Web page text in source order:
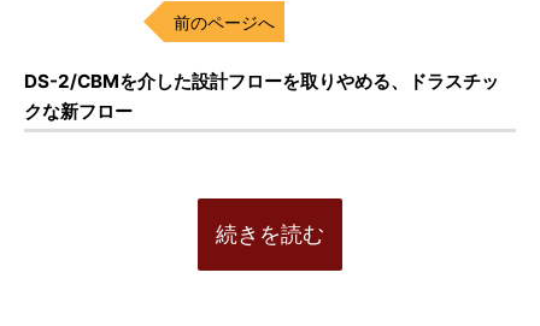
前のページへ
DS-2/CBMを介した設計フローを取りやめる、ドラスチッ
クな新フロー
続きを読む